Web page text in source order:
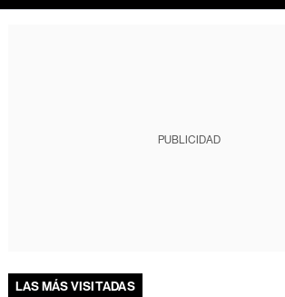
PUBLICIDAD
LAS MÁS VISITADAS